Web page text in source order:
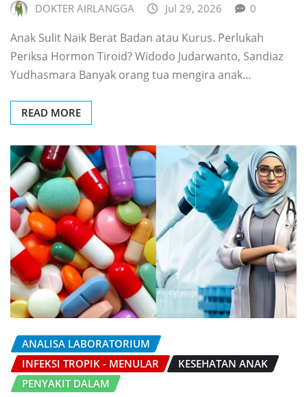
DOKTER AIRLANGGA Jul 29, 2026 0
Anak Sulit Naik Berat Badan atau Kurus. Perlukah
Periksa Hormon Tiroid? Widodo Judarwanto, Sandiaz
Yudhasmara Banyak orang tua mengira anak…
READ MORE
ANALISA LABORATORIUM
INFEKSI TROPIK - MENULAR
KESEHATAN ANAK
PENYAKIT DALAM